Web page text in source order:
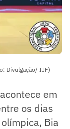
Divulgação/ IJF)
em
os dias
Bia